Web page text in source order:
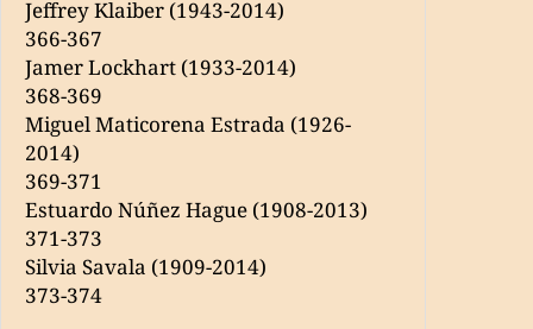
Jeffrey Klaiber (1943-2014)
366-367
Jamer Lockhart (1933-2014)
368-369
Miguel Maticorena Estrada (1926-
2014)
369-371
Estuardo Núñez Hague (1908-2013)
371-373
Silvia Savala (1909-2014)
373-374